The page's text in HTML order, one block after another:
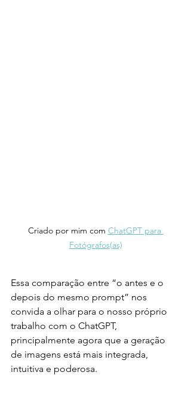
Criado por mim com ChatGPT para
Fotógrafos(as)
Essa comparação entre “o antes e o
depois do mesmo prompt” nos
convida a olhar para o nosso próprio
trabalho com o ChatGPT,
principalmente agora que a geração
de imagens está mais integrada,
intuitiva e poderosa.